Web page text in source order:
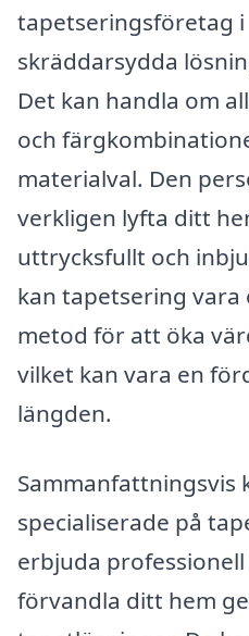
tapetseringsföretag
skräddarsydda
Det kan handla om
och
materialval. Den
verkligen lyfta ditt
uttrycksfullt och
kan tapetsering
metod för att öka
vilket kan vara en
längden.
Sammanfattningsvis
specialiserade på
erbjuda
förvandla ditt hem